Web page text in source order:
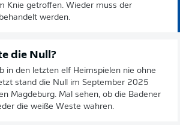
Knie getroffen. Wieder muss der
werden.
die Null?
in den letzten elf Heimspielen nie ohne
stand die Null im September 2025
Magdeburg. Mal sehen, ob die Badener
die weiße Weste wahren.